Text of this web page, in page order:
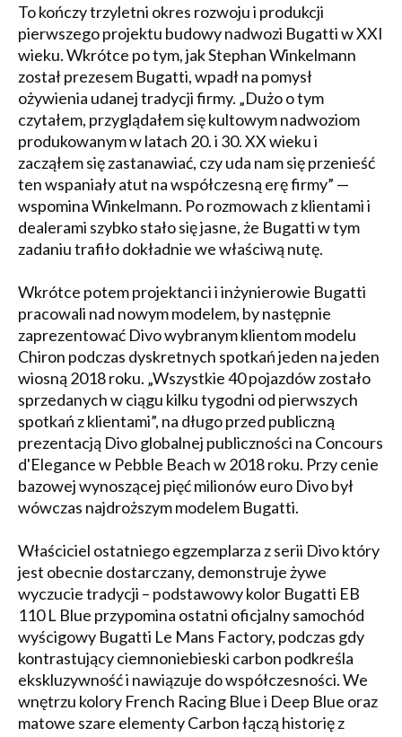
To kończy trzyletni okres rozwoju i produkcji
pierwszego projektu budowy nadwozi Bugatti w XXI
wieku. Wkrótce po tym, jak Stephan Winkelmann
został prezesem Bugatti, wpadł na pomysł
ożywienia udanej tradycji firmy. „Dużo o tym
czytałem, przyglądałem się kultowym nadwoziom
produkowanym w latach 20. i 30. XX wieku i
zacząłem się zastanawiać, czy uda nam się przenieść
ten wspaniały atut na współczesną erę firmy” —
wspomina Winkelmann. Po rozmowach z klientami i
dealerami szybko stało się jasne, że Bugatti w tym
zadaniu trafiło dokładnie we właściwą nutę.
Wkrótce potem projektanci i inżynierowie Bugatti
pracowali nad nowym modelem, by następnie
zaprezentować Divo wybranym klientom modelu
Chiron podczas dyskretnych spotkań jeden na jeden
wiosną 2018 roku. „Wszystkie 40 pojazdów zostało
sprzedanych w ciągu kilku tygodni od pierwszych
spotkań z klientami”, na długo przed publiczną
prezentacją Divo globalnej publiczności na Concours
d'Elegance w Pebble Beach w 2018 roku. Przy cenie
bazowej wynoszącej pięć milionów euro Divo był
wówczas najdroższym modelem Bugatti.
Właściciel ostatniego egzemplarza z serii Divo który
jest obecnie dostarczany, demonstruje żywe
wyczucie tradycji – podstawowy kolor Bugatti EB
110 L Blue przypomina ostatni oficjalny samochód
wyścigowy Bugatti Le Mans Factory, podczas gdy
kontrastujący ciemnoniebieski carbon podkreśla
ekskluzywność i nawiązuje do współczesności. We
wnętrzu kolory French Racing Blue i Deep Blue oraz
matowe szare elementy Carbon łączą historię z